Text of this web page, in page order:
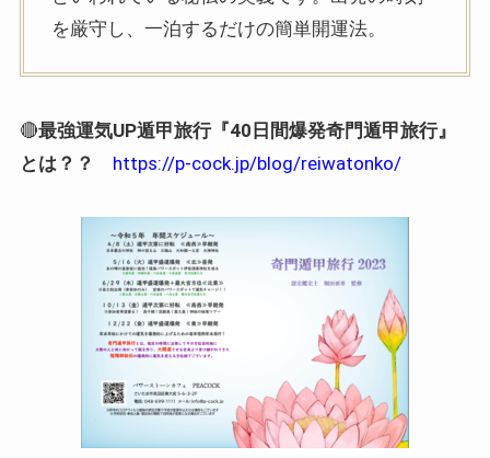
を厳守し、一泊するだけの簡単開運法。
🔴最強運気UP遁甲旅行『40日間爆発奇門遁甲旅行』
とは？？
https://p-cock.jp/blog/reiwatonko/